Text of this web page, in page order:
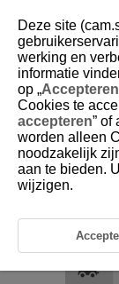
D101-032
Modus Sport
Gebruik de modus [
fotograferen, zoals
Deze site
werking en
informatie
op „Accepteren
Cookies te
accepteren” of
worden alleen
noodzakelijk
aan te bieden.
wijzigen.